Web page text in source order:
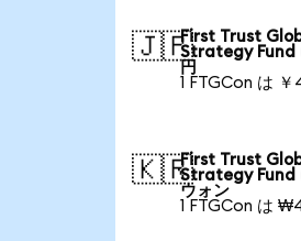
🇯🇵First Trust
Strategy Fund
円
1 FTGCon は
🇰🇷First Trust
Strategy Fund
ウォン
1 FTGCon は